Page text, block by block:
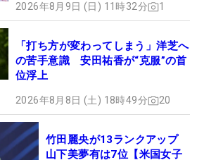
2026年8月9日 (日) 11時32分 1
「打ち方が変わってしまう」洋芝へ
の苦手意識 安田祐香が“克服”の首
位浮上
2026年8月8日 (土) 18時49分 20
竹田麗央が13ランクアップ
山下美夢有は7位【米国女子